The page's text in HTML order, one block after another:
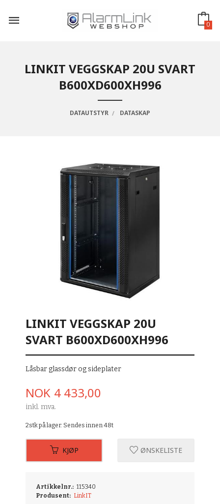
innholdet
0
LINKIT VEGGSKAP 20U SVART
B600XD600XH996
DATAUTSTYR DATASKAP
LINKIT VEGGSKAP 20U
SVART B600XD600XH996
Låsbar glassdør og sideplater
Pris
NOK 4 433,00
inkl. mva.
2stk på lager. Sendes innen 48t
KJØP ØNSKELISTE
Artikkelnr.: 115340
Produsent: LinkIT